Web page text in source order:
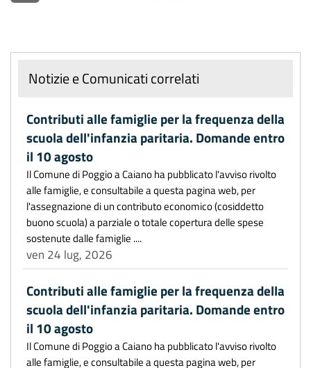
Notizie e Comunicati correlati
Contributi alle famiglie per la frequenza della
scuola dell'infanzia paritaria. Domande entro
il 10 agosto
Il Comune di Poggio a Caiano ha pubblicato l'avviso rivolto
alle famiglie, e consultabile a questa pagina web, per
l'assegnazione di un contributo economico (cosiddetto
buono scuola) a parziale o totale copertura delle spese
sostenute dalle famiglie ....
ven 24 lug, 2026
Contributi alle famiglie per la frequenza della
scuola dell'infanzia paritaria. Domande entro
il 10 agosto
Il Comune di Poggio a Caiano ha pubblicato l'avviso rivolto
alle famiglie, e consultabile a questa pagina web, per